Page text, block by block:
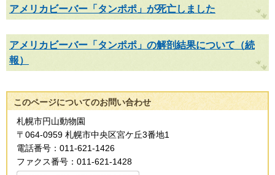
アメリカビーバー「タンポポ」が死亡しました
アメリカビーバー「タンポポ」の解剖結果について（続
報）
このページについてのお問い合わせ
札幌市円山動物園
〒064-0959 札幌市中央区宮ケ丘3番地1
電話番号：011-621-1426
ファクス番号：011-621-1428